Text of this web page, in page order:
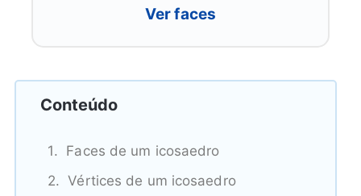
Ver faces
Conteúdo
Faces de um icosaedro
Vértices de um icosaedro